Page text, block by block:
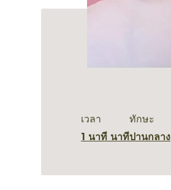
เวลา
1 นาที นาที
ทักษะ
ปานกลาง